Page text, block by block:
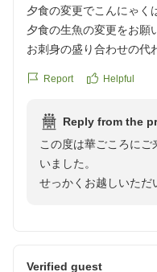
ます。
夕食の変更でこんにゃく
夕食の生魚の変更をお願
お刺身の盛り合わせの代
手間がかかるのは分かり
このお料理かと残念でし
クチコミの詳細はこち
https://
Report Helpful
Reply from the
この度は華ごころに
いました。
せっかくお越しいただ
質について見直し、改
Verified guest